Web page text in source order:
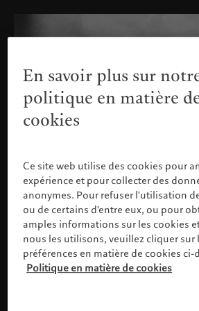
Veuillez confirmer votre profil
En savoir plus sur
politique en matière
cookies
Ce site web utilise des cookies pour
expérience et pour collecter des
anonymes. Pour refuser l'utilisation
ou de certains d'entre eux, ou pour
amples informations sur les cookies
nous les utilisons, veuillez cliquer sur
préférences en matière de cookies ci-
Politique en matière de cookies